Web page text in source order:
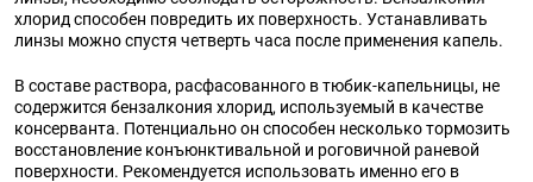
хлорид способен повредить их поверхность. Устанавливать
линзы можно спустя четверть часа после применения капель.
В составе раствора, расфасованного в тюбик-капельницы, не
содержится бензалкония хлорид, используемый в качестве
консерванта. Потенциально он способен несколько тормозить
восстановление конъюнктивальной и роговичной раневой
поверхности. Рекомендуется использовать именно его в